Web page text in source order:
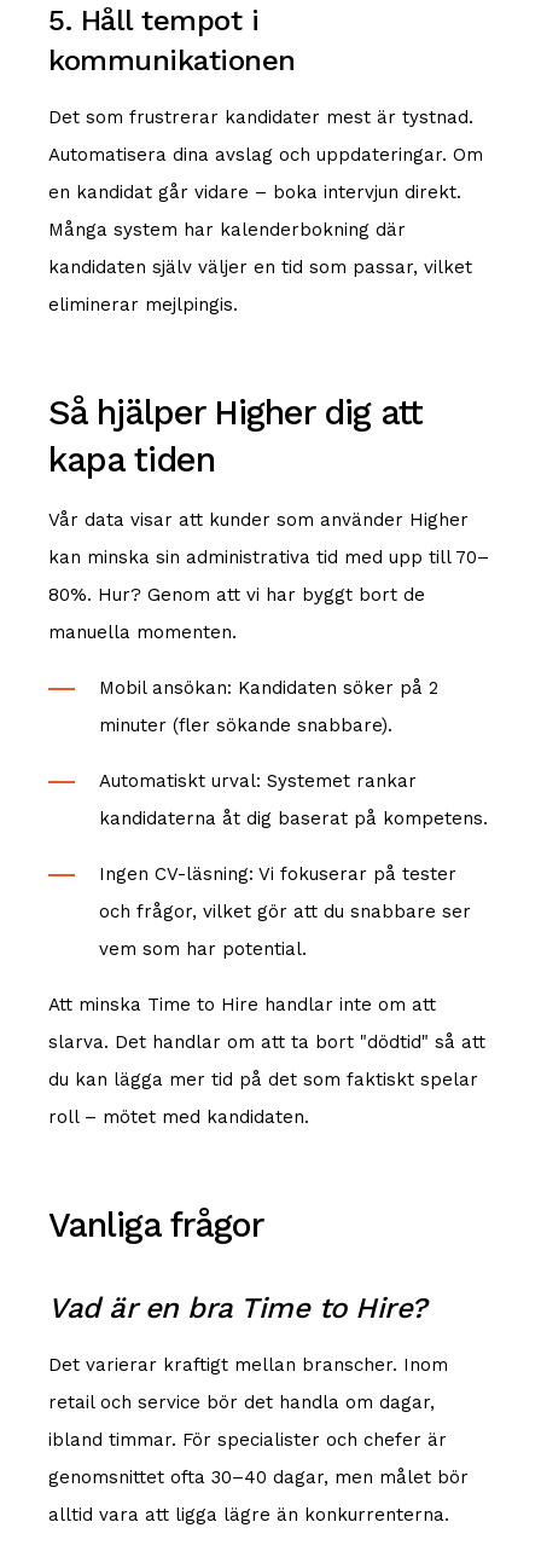
5. Håll tempot i
kommunikationen
Det som frustrerar kandidater mest är tystnad.
Automatisera dina avslag och uppdateringar. Om
en kandidat går vidare – boka intervjun direkt.
Många system har kalenderbokning där
kandidaten själv väljer en tid som passar, vilket
eliminerar mejlpingis.
Så hjälper Higher dig att
kapa tiden
Vår data visar att kunder som använder Higher
kan minska sin administrativa tid med upp till 70–
80%. Hur? Genom att vi har byggt bort de
manuella momenten.
Mobil ansökan: Kandidaten söker på 2
minuter (fler sökande snabbare).
Automatiskt urval: Systemet rankar
kandidaterna åt dig baserat på kompetens.
Ingen CV-läsning: Vi fokuserar på tester
och frågor, vilket gör att du snabbare ser
vem som har potential.
Att minska Time to Hire handlar inte om att
slarva. Det handlar om att ta bort "dödtid" så att
du kan lägga mer tid på det som faktiskt spelar
roll – mötet med kandidaten.
Vanliga frågor
Vad är en bra Time to Hire?
Det varierar kraftigt mellan branscher. Inom
retail och service bör det handla om dagar,
ibland timmar. För specialister och chefer är
genomsnittet ofta 30–40 dagar, men målet bör
alltid vara att ligga lägre än konkurrenterna.